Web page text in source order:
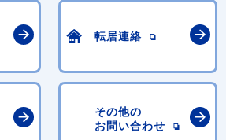
転居連絡
その他の
お問い合わせ